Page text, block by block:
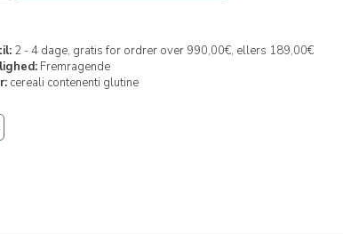
2 - 4 dage, gratis for ordrer over 990,00€, ellers 189,00€
Fremragende
cereali contenenti glutine